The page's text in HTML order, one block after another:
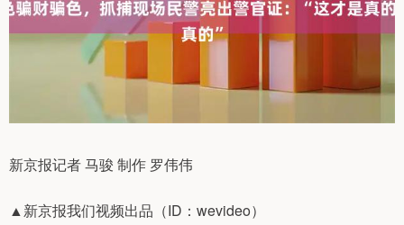
新京报记者 马骏 制作 罗伟伟
▲新京报我们视频出品（ID：wevideo）